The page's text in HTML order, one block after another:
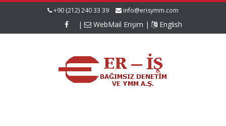
+90 (212) 240 33 39 info@erisymm.com
| WebMail Erişim | English